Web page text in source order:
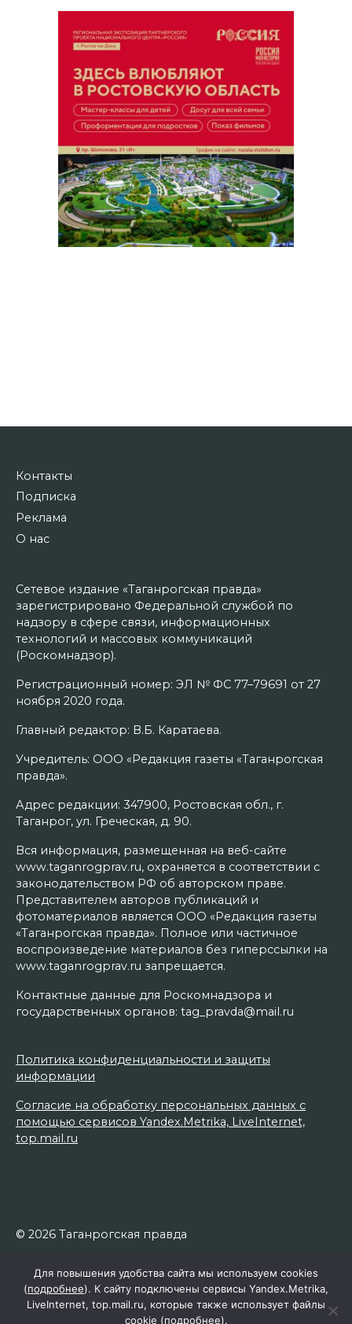
Контакты
Подписка
Реклама
О нас
Сетевое издание «Таганрогская правда»
зарегистрировано Федеральной службой по
надзору в сфере связи, информационных
технологий и массовых коммуникаций
(Роскомнадзор).
Регистрационный номер: ЭЛ № ФС 77–79691 от 27
ноября 2020 года.
Главный редактор: В.Б. Каратаева.
Учредитель: ООО «Редакция газеты «Таганрогская
правда».
Адрес редакции: 347900, Ростовская обл., г.
Таганрог, ул. Греческая, д. 90.
Вся информация, размещенная на веб-сайте
www.taganrogprav.ru, охраняется в соответствии с
законодательством РФ об авторском праве.
Представителем авторов публикаций и
фотоматериалов является ООО «Редакция газеты
«Таганрогская правда». Полное или частичное
воспроизведение материалов без гиперссылки на
www.taganrogprav.ru запрещается.
Контактные данные для Роскомнадзора и
государственных органов: tag_pravda@mail.ru
Политика конфиденциальности и защиты
информации
Согласие на обработку персональных данных с
помощью сервисов Yandex.Metrika, LiveInternet,
top.mail.ru
© 2026 Таганрогская правда
Для повышения удобства сайта мы используем cookies
(подробнее). К сайту подключены сервисы Yandex.Metrika,
LiveInternet, top.mail.ru, которые также использует файлы
cookie (подробнее).